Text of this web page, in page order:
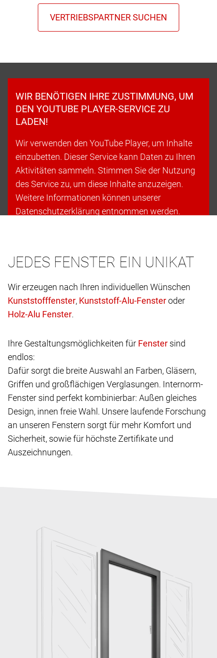
WIR BENÖTIGEN IHRE ZUSTIMMUNG, UM
DEN YOUTUBE PLAYER-SERVICE ZU
LADEN!
Wir verwenden den YouTube Player, um Inhalte
einzubetten. Dieser Service kann Daten zu Ihren
Aktivitäten sammeln. Stimmen Sie der Nutzung
des Service zu, um diese Inhalte anzuzeigen.
Weitere Informationen können unserer
Datenschutzerklärung entnommen werden.
JEDES FENSTER EIN UNIKAT
Wir erzeugen nach Ihren individuellen Wünschen
,
oder
.
Ihre Gestaltungsmöglichkeiten für
sind
endlos:
Dafür sorgt die breite Auswahl an Farben, Gläsern,
Griffen und großflächigen Verglasungen. Internorm-
Fenster sind perfekt kombinierbar: Außen gleiches
Design, innen freie Wahl. Unsere laufende Forschung
an unseren Fenstern sorgt für mehr Komfort und
Sicherheit, sowie für höchste Zertifikate und
Auszeichnungen.